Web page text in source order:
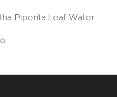
Piperita Leaf Water